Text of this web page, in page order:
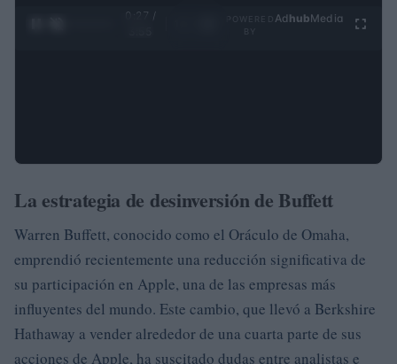
0:28 /
Ad hubMedia
La estrategia de desinversión de Buffett
Warren Buffett, conocido como el Oráculo de Omaha,
emprendió recientemente una reducción significativa de
su participación en Apple, una de las empresas más
influyentes del mundo. Este cambio, que llevó a Berkshire
Hathaway a vender alrededor de una cuarta parte de sus
acciones de Apple, ha suscitado dudas entre analistas e